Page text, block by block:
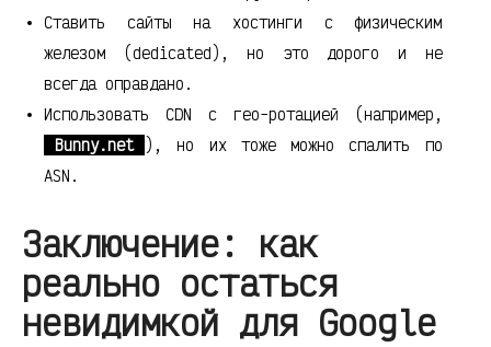
Ставить сайты на хостинги с физическим
железом (dedicated), но это дорого и не
всегда оправдано.
Использовать CDN с гео-ротацией (например,
Bunny.net
), но их тоже можно спалить по
ASN.
Заключение: как
реально остаться
невидимкой для Google